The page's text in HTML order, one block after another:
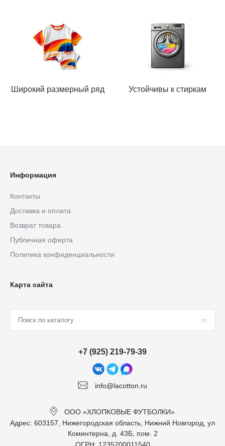
Широкий размерный ряд Устойчивы к стиркам
Информация
Контакты
Доставка и оплата
Возврат товара
Публичная оферта
Политика конфиденциальности
Карта сайта
info@lacotton.ru
+7 (925) 219-79-39
ООО «ХЛОПКОВЫЕ ФУТБОЛКИ»
Адрес: 603157, Нижегородская область, Нижний Новгород, ул
Коминтерна, д. 43Б, пом. 2